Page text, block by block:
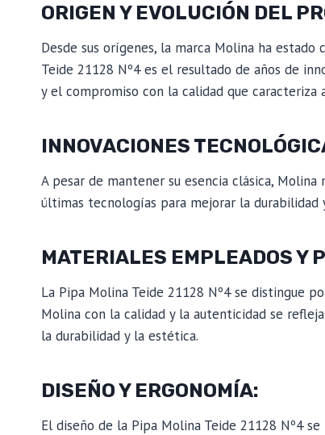
ORIGEN Y EVOLUCIÓN DEL
Desde sus orígenes, la marca Molina ha
Teide 21128 Nº4 es el resultado de años de
y el compromiso con la calidad que caracteriza
INNOVACIONES
A pesar de mantener su esencia clásica,
últimas tecnologías para mejorar la
MATERIALES EMPLEADOS Y
La Pipa Molina Teide 21128 Nº4 se distingue
Molina con la calidad y la autenticidad se
la durabilidad y la estética.
DISEÑO Y ERGONOMÍA:
El diseño de la Pipa Molina Teide 21128 Nº4